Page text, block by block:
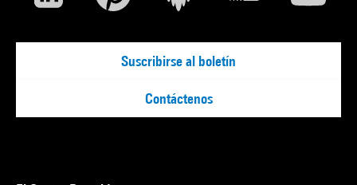
Suscribirse al boletín
Contáctenos